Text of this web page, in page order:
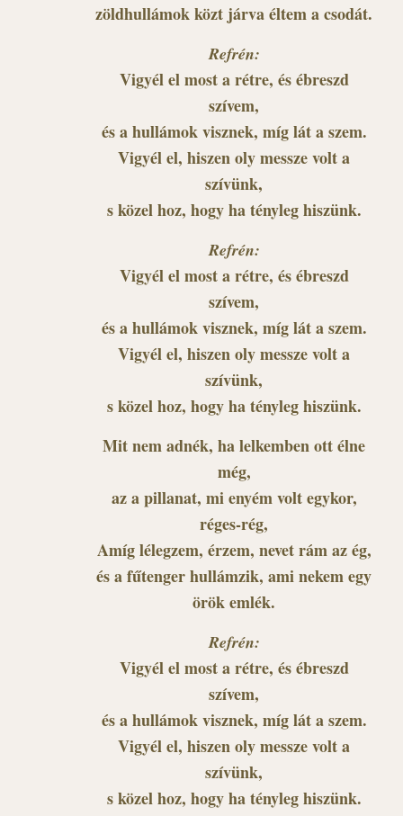
zöldhullámok közt járva éltem a csodát.
Refrén:
Vigyél el most a rétre, és ébreszd
szívem,
és a hullámok visznek, míg lát a szem.
Vigyél el, hiszen oly messze volt a
szívünk,
s közel hoz, hogy ha tényleg hiszünk.
Refrén:
Vigyél el most a rétre, és ébreszd
szívem,
és a hullámok visznek, míg lát a szem.
Vigyél el, hiszen oly messze volt a
szívünk,
s közel hoz, hogy ha tényleg hiszünk.
Mit nem adnék, ha lelkemben ott élne
még,
az a pillanat, mi enyém volt egykor,
réges-rég,
Amíg lélegzem, érzem, nevet rám az ég,
és a fűtenger hullámzik, ami nekem egy
örök emlék.
Refrén:
Vigyél el most a rétre, és ébreszd
szívem,
és a hullámok visznek, míg lát a szem.
Vigyél el, hiszen oly messze volt a
szívünk,
s közel hoz, hogy ha tényleg hiszünk.